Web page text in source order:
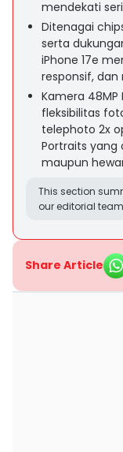
mendekati
Ditenagai
serta
iPhone 17e
responsif,
Kamera
fleksibilitas
telephoto 2x
Portraits yang
maupun
This section
our editorial
Share Article